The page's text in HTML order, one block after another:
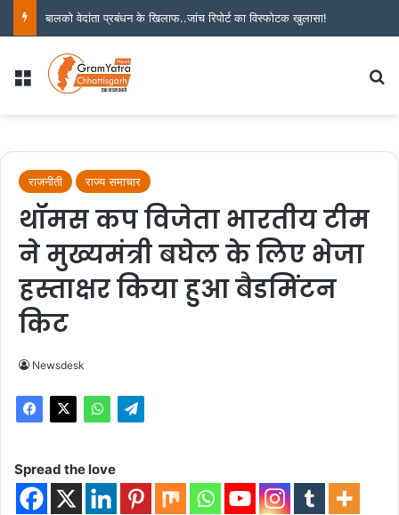
बालको वेदांता प्रबंधन के खिलाफ..जांच रिपोर्ट का विस्फोटक खुलासा!
Menu
राजनीती राज्य समाचार
थॉमस कप विजेता भारतीय टीम
ने मुख्यमंत्री बघेल के लिए भेजा
हस्ताक्षर किया हुआ बैडमिंटन
किट
Newsdesk
Spread the love